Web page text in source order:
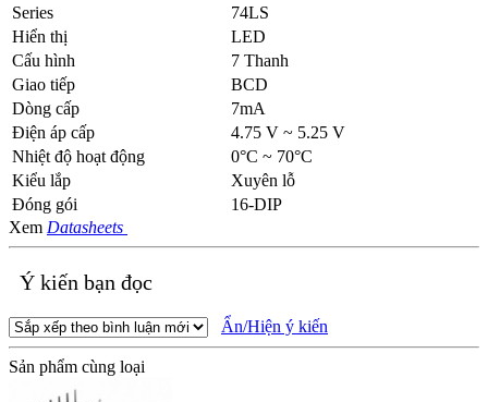
Series
74LS
Hiển thị
LED
Cấu hình
7 Thanh
Giao tiếp
BCD
Dòng cấp
7mA
Điện áp cấp
4.75 V ~ 5.25 V
Nhiệt độ hoạt động
0°C ~ 70°C
Kiểu lắp
Xuyên lỗ
Đóng gói
16-DIP
Xem Datasheets
Ý kiến bạn đọc
Ẩn/Hiện ý kiến
Sản phẩm cùng loại